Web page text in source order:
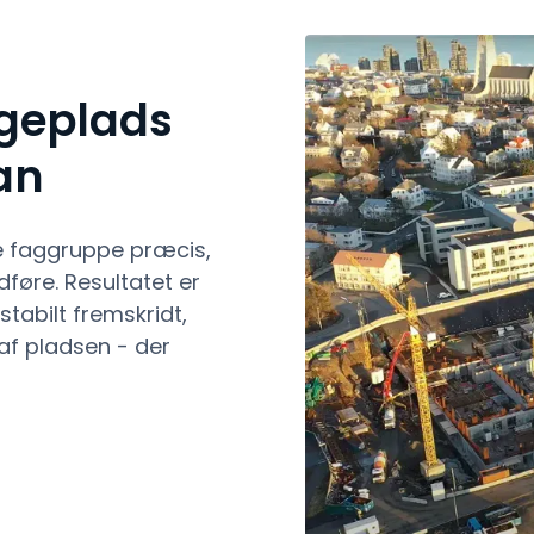
faggruppe præcis,
Resultatet er
fremskridt,
pladsen - der